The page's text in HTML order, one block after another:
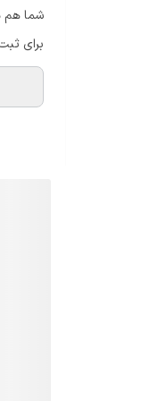
شما هم
برای